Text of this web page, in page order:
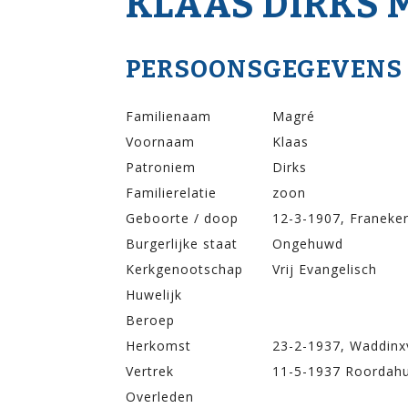
PERSOONSGEGEVENS
Familienaam
Magré
Voornaam
Klaas
Patroniem
Dirks
Familierelatie
zoon
Geboorte / doop
12-3-1907, Franeker
Burgerlijke staat
Ongehuwd
Kerkgenootschap
Vrij Evangelisch
Huwelijk
Beroep
Herkomst
23-2-1937,
Vertrek
11-5-1937
Overleden